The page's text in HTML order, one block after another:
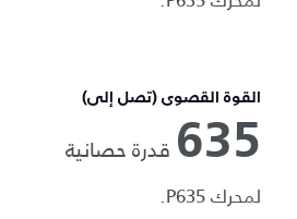
القوة القصوى (تصل إلى)
635 قدرة حصانية
لمحرك P635.